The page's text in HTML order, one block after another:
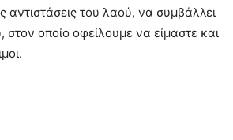
αντιστάσεις του λαού, να συμβάλλει
οποίο οφείλουμε να είμαστε και